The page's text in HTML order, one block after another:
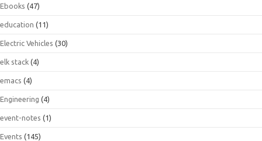
Ebooks (47)
education (11)
Electric Vehicles (30)
elk stack (4)
emacs (4)
Engineering (4)
event-notes (1)
Events (145)